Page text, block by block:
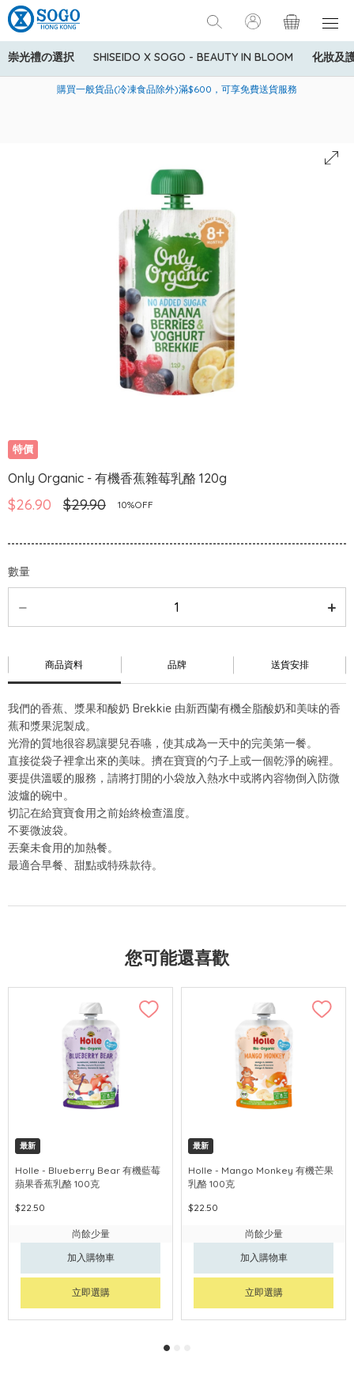
崇光禮の選択 SHISEIDO X SOGO - BEAUTY IN BLOOM 化妝及
美國運通Explorer®信用卡會員購物禮遇：高達5%簽賬回贈！
購買一般貨品(冷凍食品除外)滿$600，可享免費送貨服務
寄送中國內地服務只適用於指定商品，若訂單金額少於HK$600(折
特價
Only Organic - 有機香蕉雜莓乳酪 120g
$26.90 $29.90 10%OFF
數量
商品資料 品牌 送貨安排
我們的香蕉、漿果和酸奶 Brekkie 由新西蘭有機全脂酸奶和美味的香
蕉和漿果泥製成。
光滑的質地很容易讓嬰兒吞嚥，使其成為一天中的完美第一餐。
直接從袋子裡拿出來的美味。擠在寶寶的勺子上或一個乾淨的碗裡。
要提供溫暖的服務，請將打開的小袋放入熱水中或將內容物倒入防微
波爐的碗中。
切記在給寶寶食用之前始終檢查溫度。
不要微波袋。
丟棄未食用的加熱餐。
最適合早餐、甜點或特殊款待。
您可能還喜歡
最新
Holle - Blueberry Bear 有機藍莓
蘋果香蕉乳酪 100克
$22.50
尚餘少量
加入購物車
立即選購
最新
Holle - Mango Monkey 有機芒果
乳酪 100克
$22.50
尚餘少量
加入購物車
立即選購